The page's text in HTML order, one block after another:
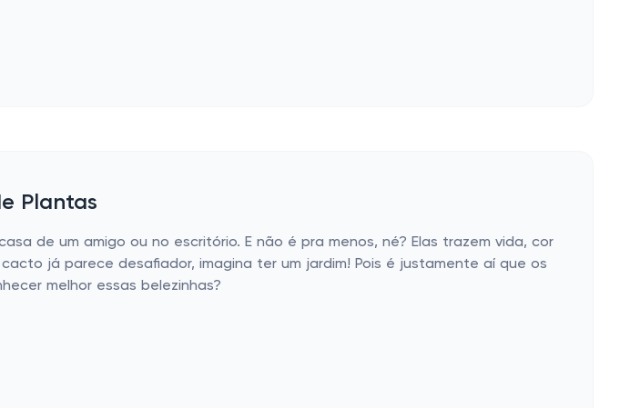
Plantas
de um amigo ou no escritório. E não é pra menos, né? Elas trazem vida, cor
já parece desafiador, imagina ter um jardim! Pois é justamente aí que os
melhor essas belezinhas?